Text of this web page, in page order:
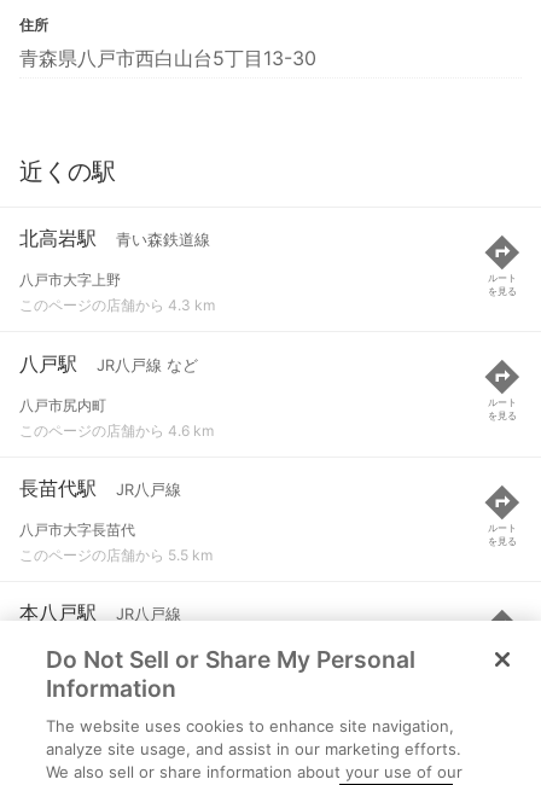
住所
青森県八戸市西白山台5丁目13-30
近くの駅
北高岩駅 青い森鉄道線
八戸市大字上野
このページの店舗から 4.3 km
ルート
を見る
八戸駅 JR八戸線 など
八戸市尻内町
このページの店舗から 4.6 km
ルート
を見る
長苗代駅 JR八戸線
八戸市大字長苗代
このページの店舗から 5.5 km
ルート
を見る
本八戸駅 JR八戸線
八戸市内丸１
このページの店舗から 5.6 km
ルート
を見る
小中野駅 JR八戸線
八戸市大字小中野町
Do Not Sell or Share My Personal
Information
The website uses cookies to enhance site navigation,
analyze site usage, and assist in our marketing efforts.
We also sell or share information about your use of our